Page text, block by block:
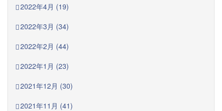
2022年4月 (19)
2022年3月 (34)
2022年2月 (44)
2022年1月 (23)
2021年12月 (30)
2021年11月 (41)